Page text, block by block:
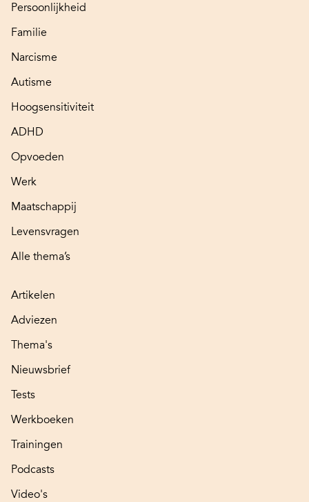
Persoonlijkheid
Familie
Narcisme
Autisme
Hoogsensitiviteit
ADHD
Opvoeden
Werk
Maatschappij
Levensvragen
Alle thema’s
Artikelen
Adviezen
Thema's
Nieuwsbrief
Tests
Werkboeken
Trainingen
Podcasts
Video's